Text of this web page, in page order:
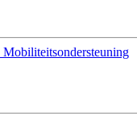
Mobiliteitsondersteuning